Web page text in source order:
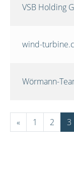
VSB Holding
wind-
Wörmann-
« 1 2 3